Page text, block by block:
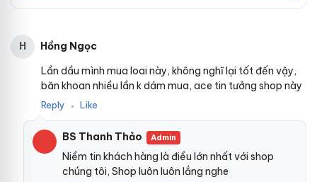
H
Hồng Ngọc
Lần dầu mình mua loai này, không nghĩ lại tốt đến vậy,
băn khoan nhiều lần k dám mua, ace tin tưởng shop này
Reply ● Like
BS Thanh Thảo Admin
Niềm tin khách hàng là điều lớn nhất với shop
chúng tôi, Shop luôn luôn lắng nghe